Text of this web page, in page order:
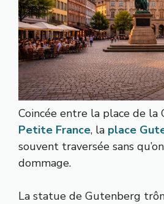
Coincée entre la place de
Petite France, la place
souvent traversée sans qu’on
dommage.
La statue de Gutenberg